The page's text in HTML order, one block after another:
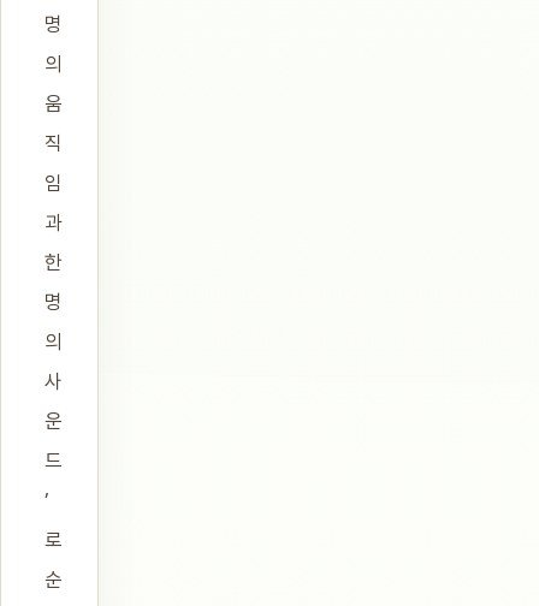
명
의
움
직
임
과
한
명
의
사
운
드
’
로
순